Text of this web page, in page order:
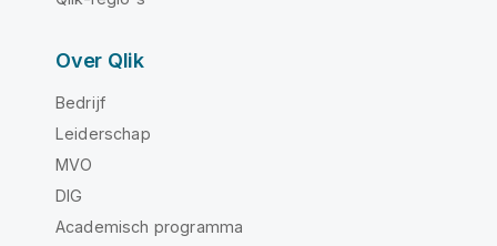
Over Qlik
Bedrijf
Leiderschap
MVO
DIG
Academisch programma